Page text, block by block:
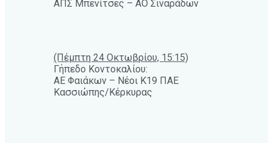
ΑΠΣ Μπενίτσες – ΑΟ Σιναράδων
(Πέμπτη 24 Οκτωβρίου, 15:15)
Γήπεδο Κοντοκαλίου:
ΑΕ Φαιάκων – Νέοι Κ19 ΠΑΕ
Κασσιώπης/Κέρκυρας